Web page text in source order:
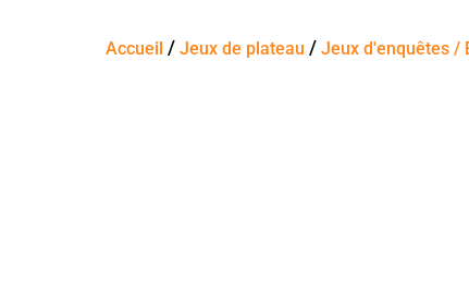
Accueil /Jeux de plateau /Jeux d'enquêtes /